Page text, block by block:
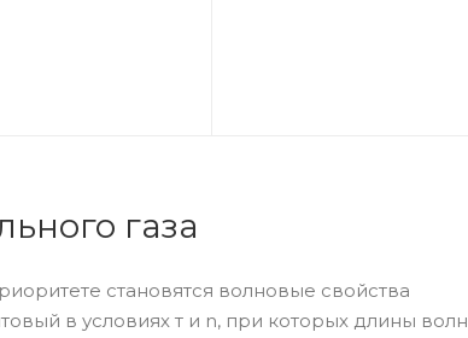
газа
становятся волновые свойства
в условиях т и n, при которых длины волн